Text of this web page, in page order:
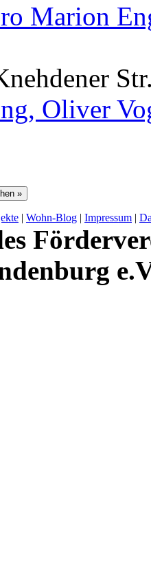
Marion
Oliver
| Wohn-Blog | Impressum |